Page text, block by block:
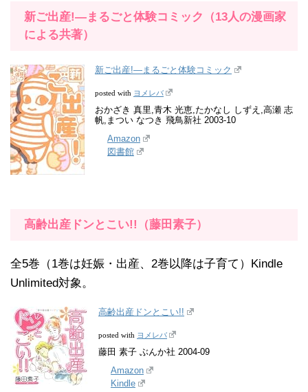
新ご出産!―まるごと体験コミック（13人の漫画家
による共著）
新ご出産!―まるごと体験コミック
posted with ヨメレバ
おかざき 真里,青木 光恵,たかなし しずえ,高瀬 志
帆,まつい なつき 飛鳥新社 2003-10
Amazon
図書館
高齢出産ドンとこい!!（藤田素子）
全5巻（1巻は妊娠・出産、2巻以降は子育て）Kindle
Unlimited対象。
高齢出産ドンとこい!!
posted with ヨメレバ
藤田 素子 ぶんか社 2004-09
Amazon
Kindle